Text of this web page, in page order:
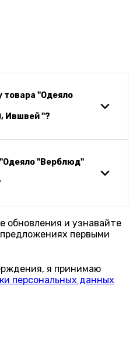
товара "Одеяло
Ившвей "?
"Верблюд"
обновления и узнавайте
первыми
я принимаю
персональных данных